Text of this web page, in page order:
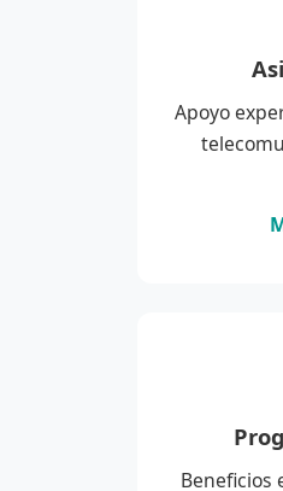
Apoyo
Beneficios